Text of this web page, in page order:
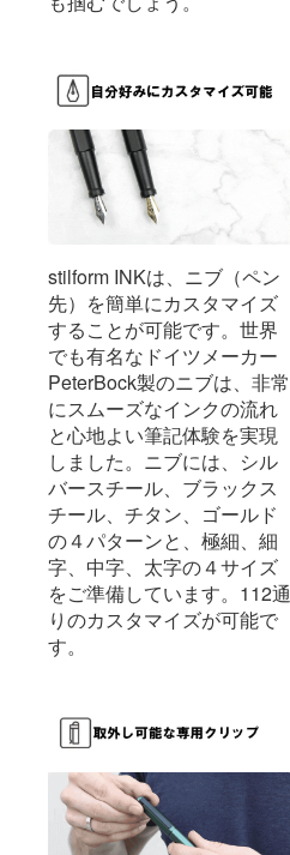
stilform INKは、ニブ（ペン
先）を簡単にカスタマイズ
することが可能です。世界
でも有名なドイツメーカー
PeterBock製のニブは、非常
にスムーズなインクの流れ
と心地よい筆記体験を実現
しました。ニブには、シル
バースチール、ブラックス
チール、チタン、ゴールド
の４パターンと、極細、細
字、中字、太字の４サイズ
をご準備しています。112通
りのカスタマイズが可能で
す。